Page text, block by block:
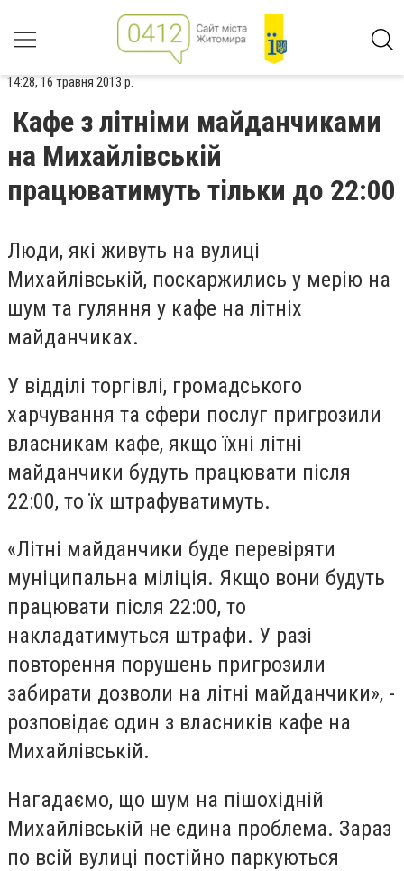
14:28, 16 травня 2013 р.
Кафе з літніми майданчиками
на Михайлівській
працюватимуть тільки до 22:00
Люди, які живуть на вулиці
Михайлівській, поскаржились у мерію на
шум та гуляння у кафе на літніх
майданчиках.
У відділі торгівлі, громадського
харчування та сфери послуг пригрозили
власникам кафе, якщо їхні літні
майданчики будуть працювати після
22:00, то їх штрафуватимуть.
«Літні майданчики буде перевіряти
муніципальна міліція. Якщо вони будуть
працювати після 22:00, то
накладатимуться штрафи. У разі
повторення порушень пригрозили
забирати дозволи на літні майданчики», -
розповідає один з власників кафе на
Михайлівській.
Нагадаємо, що шум на пішохідній
Михайлівській не єдина проблема. Зараз
по всій вулиці постійно паркуються